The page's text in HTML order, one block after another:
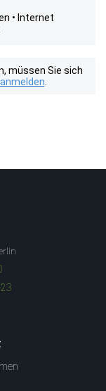
• Internet
müssen Sie sich